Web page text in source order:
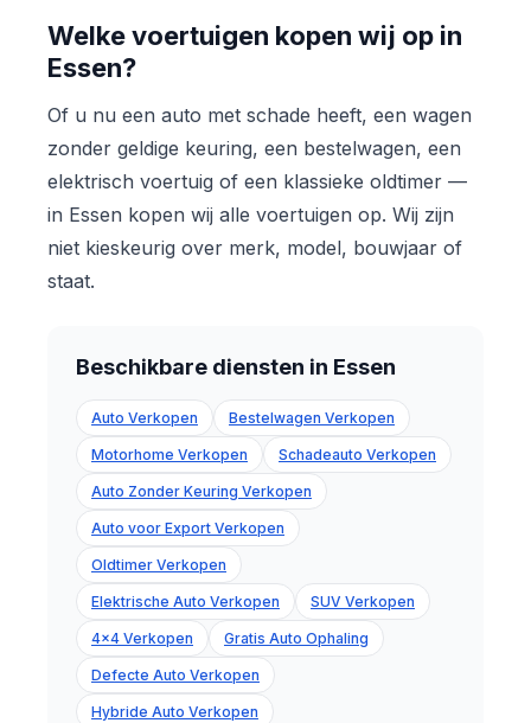
Welke voertuigen kopen wij op in
Essen?
Of u nu een auto met schade heeft, een wagen
zonder geldige keuring, een bestelwagen, een
elektrisch voertuig of een klassieke oldtimer —
in Essen kopen wij alle voertuigen op. Wij zijn
niet kieskeurig over merk, model, bouwjaar of
staat.
Beschikbare diensten in Essen
Auto Verkopen Bestelwagen Verkopen
Motorhome Verkopen Schadeauto Verkopen
Auto Zonder Keuring Verkopen
Auto voor Export Verkopen
Oldtimer Verkopen
Elektrische Auto Verkopen SUV Verkopen
4x4 Verkopen Gratis Auto Ophaling
Defecte Auto Verkopen
Hybride Auto Verkopen